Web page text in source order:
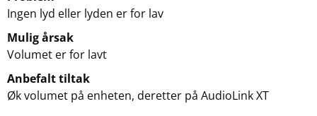
Ingen lyd eller lyden er for lav
Mulig årsak
Volumet er for lavt
Anbefalt tiltak
Øk volumet på enheten, deretter på AudioLink XT